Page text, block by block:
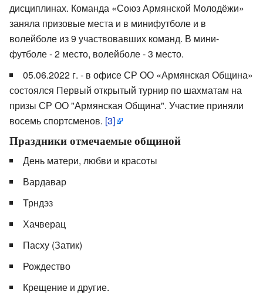
дисциплинах. Команда «Союз Армянской Молодёжи»
заняла призовые места и в минифутболе и в
волейболе из 9 участвовавших команд. В мини-
футболе - 2 место, волейболе - 3 место.
05.06.2022 г. - в офисе СР ОО «Армянская Община»
состоялся Первый открытый турнир по шахматам на
призы СР ОО "Армянская Община". Участие приняли
восемь спортсменов. [3]
Праздники отмечаемые общиной
День матери, любви и красоты
Вардавар
Трндэз
Хачверац
Пасху (Затик)
Рождество
Крещение и другие.